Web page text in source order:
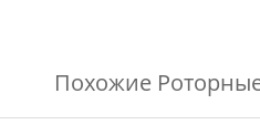
Похожие